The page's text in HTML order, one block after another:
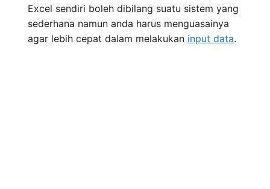
Excel sendiri boleh dibilang suatu sistem yang
sederhana namun anda harus menguasainya
agar lebih cepat dalam melakukan input data.